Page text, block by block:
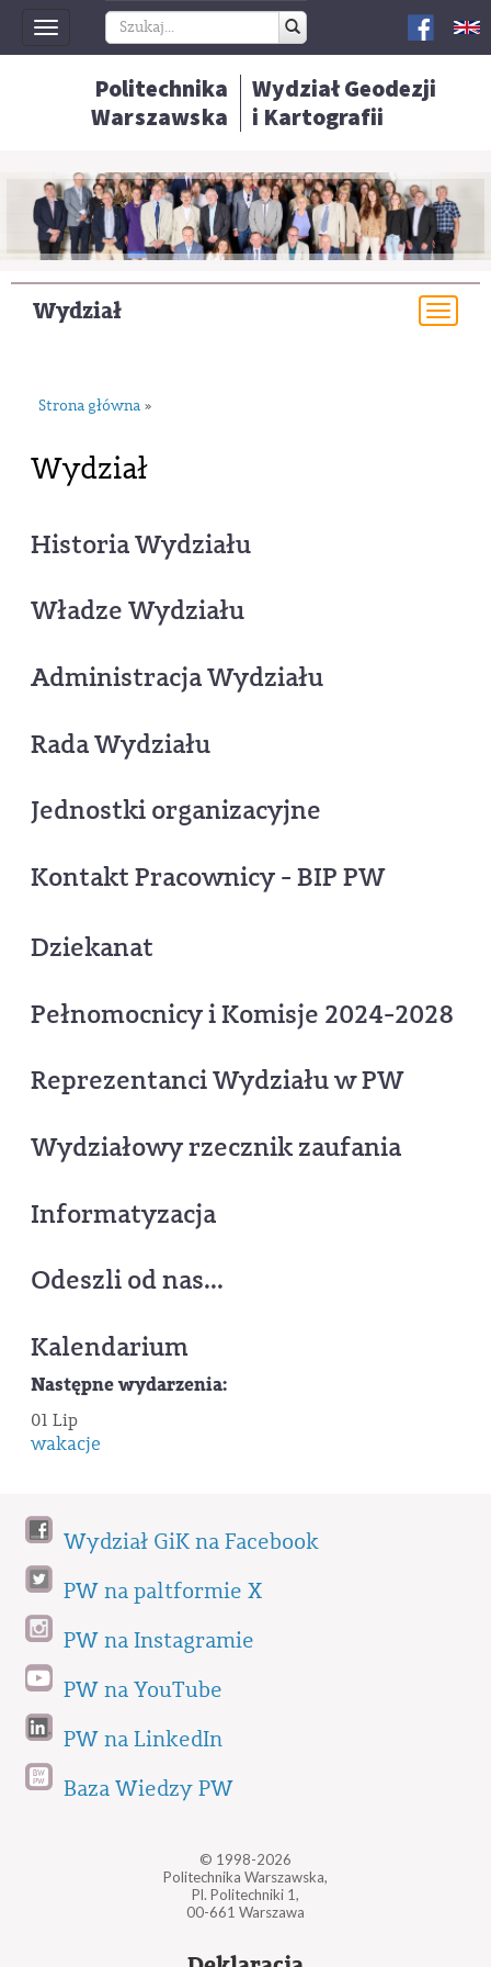
Toggle
navigation
Politechnika
Warszawska
Wydział Geodezji
i Kartografii
Wydział
Strona główna »
Wydział
Historia Wydziału
Władze Wydziału
Administracja Wydziału
Rada Wydziału
Jednostki organizacyjne
Kontakt Pracownicy - BIP PW
Dziekanat
Pełnomocnicy i Komisje 2024-2028
Reprezentanci Wydziału w PW
Wydziałowy rzecznik zaufania
Informatyzacja
Odeszli od nas...
Kalendarium
Następne wydarzenia:
01 Lip
wakacje
Wydział GiK na Facebook
PW na paltformie X
PW na Instagramie
PW na YouTube
PW na LinkedIn
Baza Wiedzy PW
© 1998-2026
Politechnika Warszawska,
Pl. Politechniki 1,
00-661 Warszawa